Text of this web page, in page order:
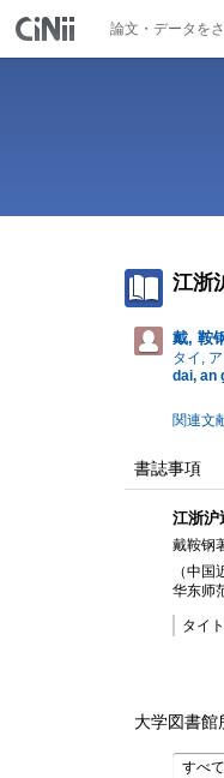
論文・データを
江浙
戴, 鞍
タイ,
dai, an
関連文
書誌事項
江浙沪
戴鞍钢
（中
华东师
タイ
大学図書
すべ